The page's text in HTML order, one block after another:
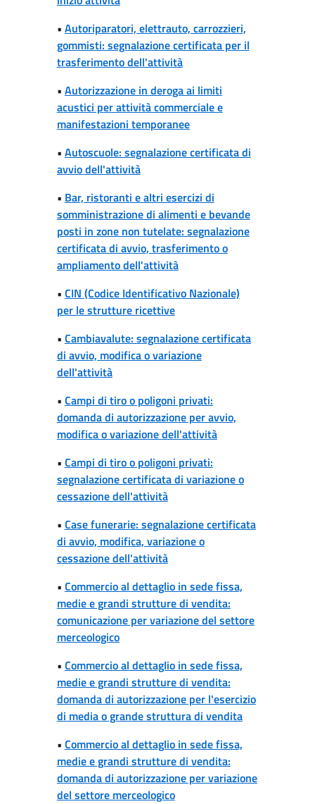
• Autoriparatori, elettrauto, carrozzieri,
gommisti: segnalazione certificata per il
trasferimento dell'attività
• Autorizzazione in deroga ai limiti
acustici per attività commerciale e
manifestazioni temporanee
• Autoscuole: segnalazione certificata di
avvio dell'attività
• Bar, ristoranti e altri esercizi di
somministrazione di alimenti e bevande
posti in zone non tutelate: segnalazione
certificata di avvio, trasferimento o
ampliamento dell'attività
• CIN (Codice Identificativo Nazionale)
per le strutture ricettive
• Cambiavalute: segnalazione certificata
di avvio, modifica o variazione
dell'attività
• Campi di tiro o poligoni privati:
domanda di autorizzazione per avvio,
modifica o variazione dell'attività
• Campi di tiro o poligoni privati:
segnalazione certificata di variazione o
cessazione dell'attività
• Case funerarie: segnalazione certificata
di avvio, modifica, variazione o
cessazione dell'attività
• Commercio al dettaglio in sede fissa,
medie e grandi strutture di vendita:
comunicazione per variazione del settore
merceologico
• Commercio al dettaglio in sede fissa,
medie e grandi strutture di vendita:
domanda di autorizzazione per l'esercizio
di media o grande struttura di vendita
• Commercio al dettaglio in sede fissa,
medie e grandi strutture di vendita:
domanda di autorizzazione per variazione
del settore merceologico